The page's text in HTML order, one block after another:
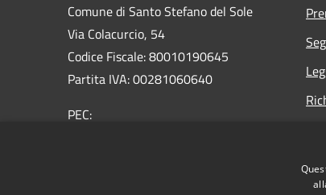
Comune di Santo Stefano del Sole
Via Colacurcio, 54
Codice Fiscale: 80010190645
Partita IVA: 00281060640
PEC: